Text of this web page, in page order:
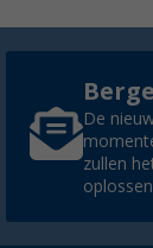
De
zullen